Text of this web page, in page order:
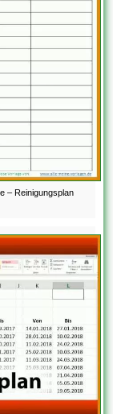
– Reinigungsplan